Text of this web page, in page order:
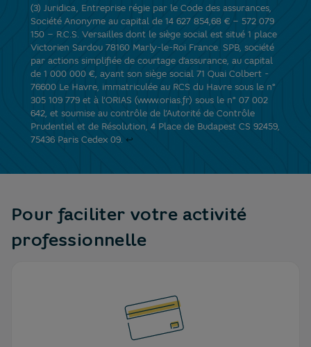
texte
(3) Juridica, Entreprise régie par le Code des assurances,
Société Anonyme au capital de 14 627 854,68 € – 572 079
150 – R.C.S. Versailles dont le siège social est situé 1 place
Victorien Sardou 78160 Marly-le-Roi France. SPB, société
par actions simplifiée de courtage d’assurance, au capital
de 1 000 000 €, ayant son siège social 71 Quai Colbert -
76600 Le Havre, immatriculée au RCS du Havre sous le n°
305 109 779 et à l’ORIAS (www.orias.fr) sous le n° 07 002
642, et soumise au contrôle de l’Autorité de Contrôle
Prudentiel et de Résolution, 4 Place de Budapest CS 92459,
75436 Paris Cedex 09. ↩
Pour faciliter votre activité
professionnelle